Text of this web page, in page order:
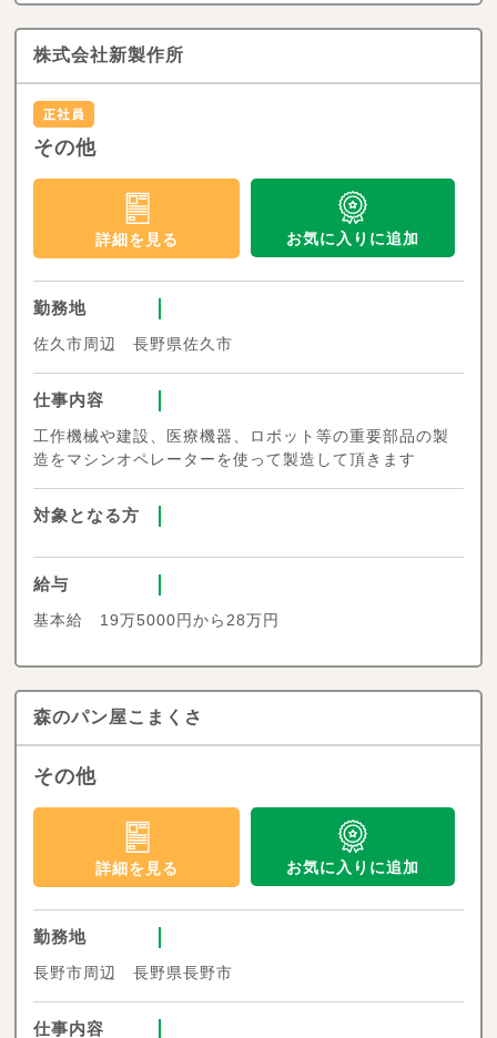
株式会社新製作所
その他
詳細を見る お気に入りに追加
勤務地
佐久市周辺 長野県佐久市
仕事内容
工作機械や建設、医療機器、ロボット等の重要部品の製
造をマシンオペレーターを使って製造して頂きます
対象となる方
給与
基本給 19万5000円から28万円
森のパン屋こまくさ
その他
詳細を見る お気に入りに追加
勤務地
長野市周辺 長野県長野市
仕事内容